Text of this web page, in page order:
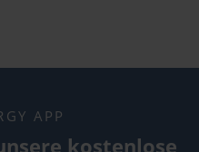
APP
kostenlose